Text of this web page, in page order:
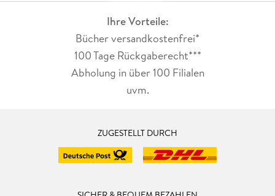
Ihre Vorteile:
Bücher versandkostenfrei*
100 Tage Rückgaberecht***
Abholung in über 100 Filialen
uvm.
ZUGESTELLT DURCH